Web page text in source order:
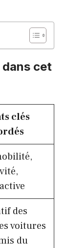
dans cet
clés
des
voitures
du